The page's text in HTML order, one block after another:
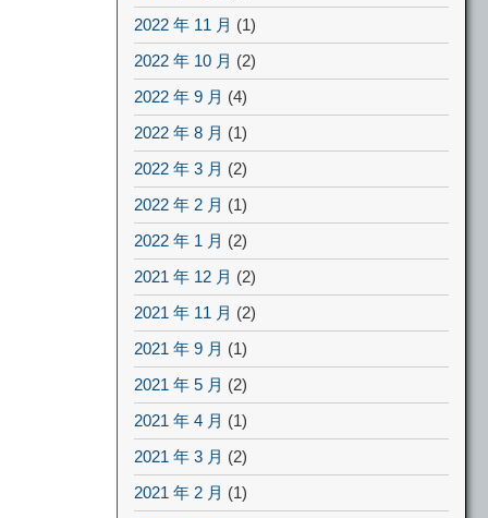
2022 年 11 月 (1)
2022 年 10 月 (2)
2022 年 9 月 (4)
2022 年 8 月 (1)
2022 年 3 月 (2)
2022 年 2 月 (1)
2022 年 1 月 (2)
2021 年 12 月 (2)
2021 年 11 月 (2)
2021 年 9 月 (1)
2021 年 5 月 (2)
2021 年 4 月 (1)
2021 年 3 月 (2)
2021 年 2 月 (1)